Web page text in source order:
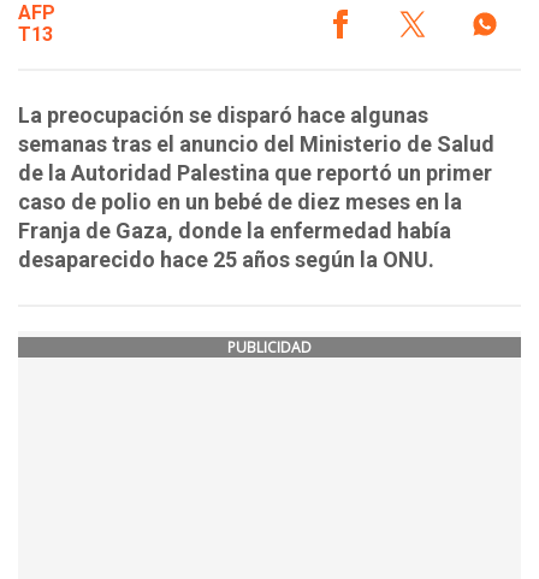
AFP
T13
La preocupación se disparó hace algunas
semanas tras el anuncio del Ministerio de Salud
de la Autoridad Palestina que reportó un primer
caso de polio en un bebé de diez meses en la
Franja de Gaza, donde la enfermedad había
desaparecido hace 25 años según la ONU.
PUBLICIDAD